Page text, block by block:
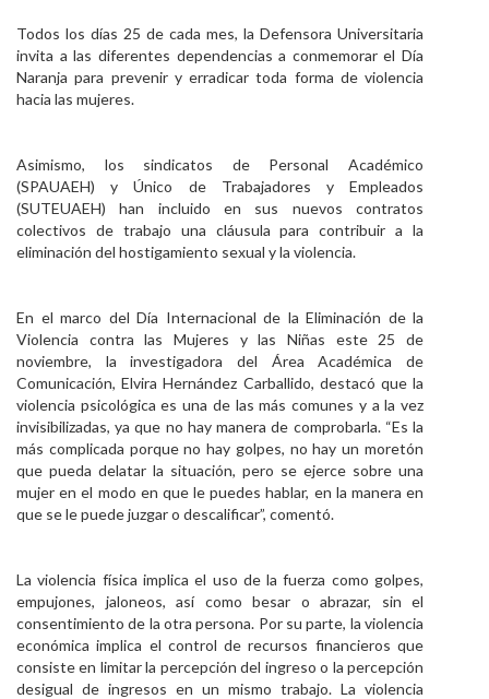
Todos los días 25 de cada mes, la Defensora Universitaria
invita a las diferentes dependencias a conmemorar el Día
Naranja para prevenir y erradicar toda forma de violencia
hacia las mujeres.
Asimismo, los sindicatos de Personal Académico
(SPAUAEH) y Único de Trabajadores y Empleados
(SUTEUAEH) han incluido en sus nuevos contratos
colectivos de trabajo una cláusula para contribuir a la
eliminación del hostigamiento sexual y la violencia.
En el marco del Día Internacional de la Eliminación de la
Violencia contra las Mujeres y las Niñas este 25 de
noviembre, la investigadora del Área Académica de
Comunicación, Elvira Hernández Carballido, destacó que la
violencia psicológica es una de las más comunes y a la vez
invisibilizadas, ya que no hay manera de comprobarla. “Es la
más complicada porque no hay golpes, no hay un moretón
que pueda delatar la situación, pero se ejerce sobre una
mujer en el modo en que le puedes hablar, en la manera en
que se le puede juzgar o descalificar”, comentó.
La violencia física implica el uso de la fuerza como golpes,
empujones, jaloneos, así como besar o abrazar, sin el
consentimiento de la otra persona. Por su parte, la violencia
económica implica el control de recursos financieros que
consiste en limitar la percepción del ingreso o la percepción
desigual de ingresos en un mismo trabajo. La violencia